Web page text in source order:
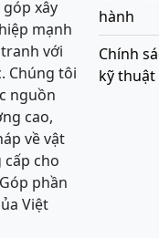
xây
mạnh
với
Chúng tôi
nguồn
cao,
về vật
cấp cho
phần
Việt
hành
Chính
kỹ thuật